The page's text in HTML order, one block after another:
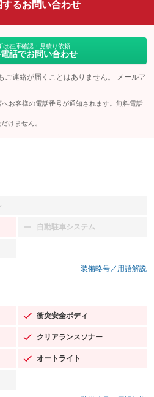
するお問い合わせ
は在庫確認・見積り依頼
話でお問い合わせ
ご連絡が届くことはありません。 メールア
お客様の電話番号が通知されます。無料電話
けません。
自動駐車システム
：装備なし
装備略号／用語解説
衝突安全ボディ
：装備あり
クリアランスソナー
：装備あり
オートライト
：装備あり